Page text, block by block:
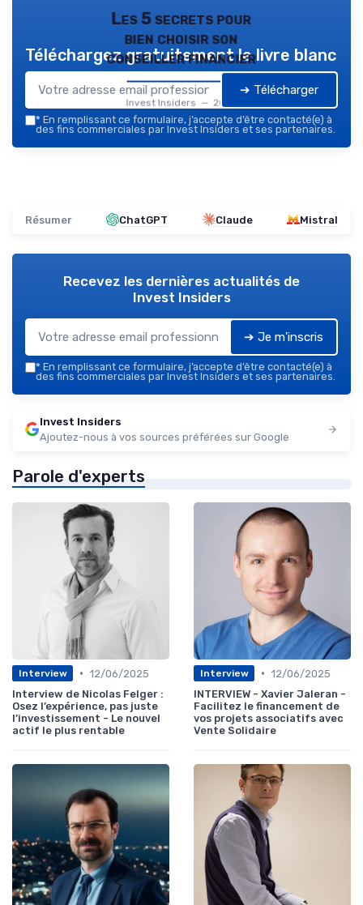
Les 5 secrets pour
bien choisir son
conseiller financier
Invest Insiders — 2026
Téléchargez gratuitement le livre blanc
➔ Télécharger
* En remplissant ce formulaire, j’accepte d’être contacté(e) à
des fins commerciales par Invest Insiders et ses partenaires.
Résumer ChatGPT Claude Mistral
Recevez les dernières actualités de
Invest Insiders
➔ Je m'inscris
* En remplissant ce formulaire, j’accepte d’être contacté(e) à
des fins commerciales par Invest Insiders et ses partenaires.
Invest Insiders
Ajoutez-nous à vos sources préférées sur Google
Parole d'experts
Interview • 12/06/2025
Interview de Nicolas Felger :
Osez l’expérience, pas juste
l’investissement - Le nouvel
actif le plus rentable
Interview • 12/06/2025
INTERVIEW - Xavier Jaleran -
Facilitez le financement de
vos projets associatifs avec
Vente Solidaire